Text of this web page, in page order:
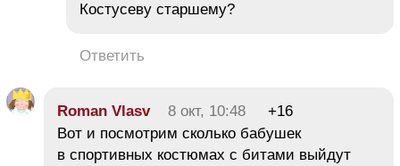
Костусеву старшему?
Ответить
Roman Vlasv 8 окт, 10:48
+16
Вот и посмотрим сколько бабушек
в спортивных костюмах с битами выйдут